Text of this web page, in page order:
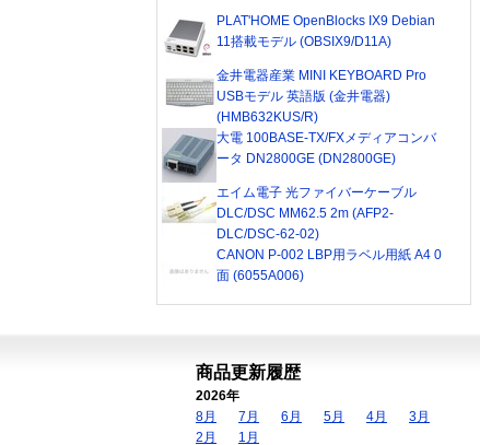
PLAT'HOME OpenBlocks IX9 Debian
11搭載モデル (OBSIX9/D11A)
金井電器産業 MINI KEYBOARD Pro
USBモデル 英語版 (金井電器)
(HMB632KUS/R)
大電 100BASE-TX/FXメディアコンバ
ータ DN2800GE (DN2800GE)
エイム電子 光ファイバーケーブル
DLC/DSC MM62.5 2m (AFP2-
DLC/DSC-62-02)
CANON P-002 LBP用ラベル用紙 A4 0
面 (6055A006)
商品更新履歴
2026年
8月
7月 6月 5月 4月
3月
2月
1月